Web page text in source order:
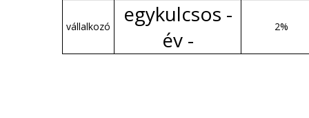
vállalkozó
egykulcsos -
év -
2%